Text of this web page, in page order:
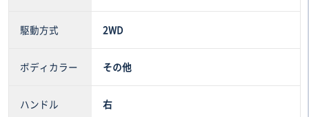
駆動方式 2WD
ボディカラー その他
ハンドル 右